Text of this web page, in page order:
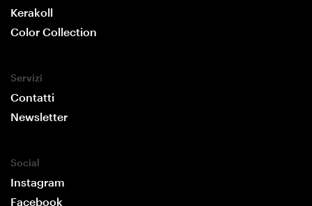
Kerakoll
Color Collection
Servizi
Contatti
Newsletter
Social
Instagram
Facebook